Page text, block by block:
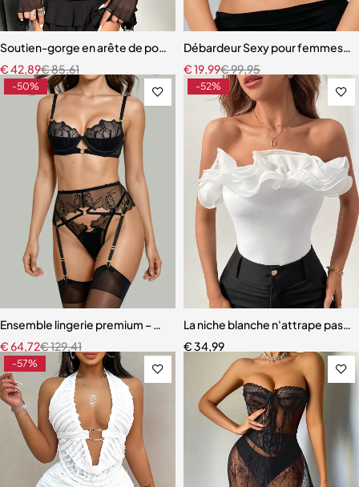
Soutien-gorge en arête de poisson perlé à manches longues pour
€85,61
€42,89
Débardeur Sexy pour femmes, 1
€99,95
€19,99
-50%
Ensemble lingerie premium – Bas, soutien-gorge et accessoires
€129,41
€64,72
-52%
La niche blanche n'attrape pas
€34,99
-57%